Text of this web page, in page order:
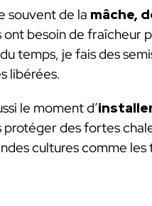
souvent de la mâche,
ont besoin de fraîcheur
temps, je fais des
libérées.
le moment d’
protéger des fortes
cultures comme